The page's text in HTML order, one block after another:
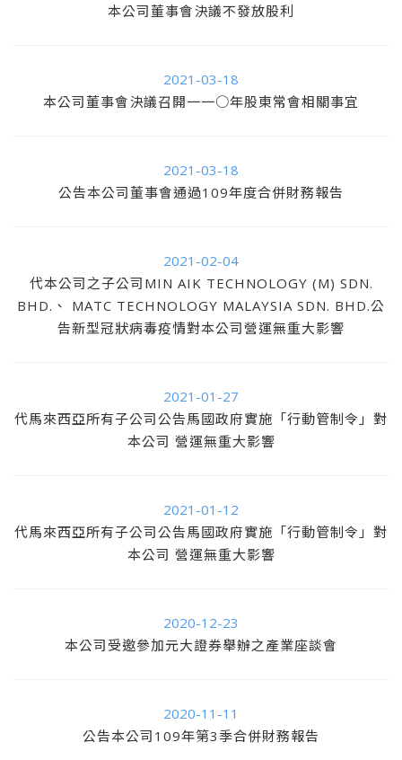
本公司董事會決議不發放股利
2021-03-18
本公司董事會決議召開一一○年股東常會相關事宜
2021-03-18
公告本公司董事會通過109年度合併財務報告
2021-02-04
代本公司之子公司MIN AIK TECHNOLOGY (M) SDN.
BHD.、 MATC TECHNOLOGY MALAYSIA SDN. BHD.公
告新型冠狀病毒疫情對本公司營運無重大影響
2021-01-27
代馬來西亞所有子公司公告馬國政府實施「行動管制令」對
本公司 營運無重大影響
2021-01-12
代馬來西亞所有子公司公告馬國政府實施「行動管制令」對
本公司 營運無重大影響
2020-12-23
本公司受邀參加元大證券舉辦之產業座談會
2020-11-11
公告本公司109年第3季合併財務報告